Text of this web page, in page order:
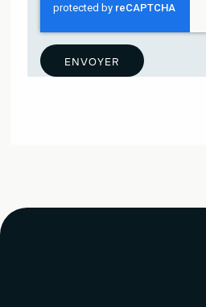
ENVOYER